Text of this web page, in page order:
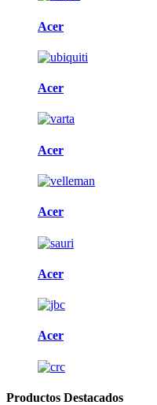
Acer
Acer
Acer
Acer
Acer
Acer
Productos Destacados